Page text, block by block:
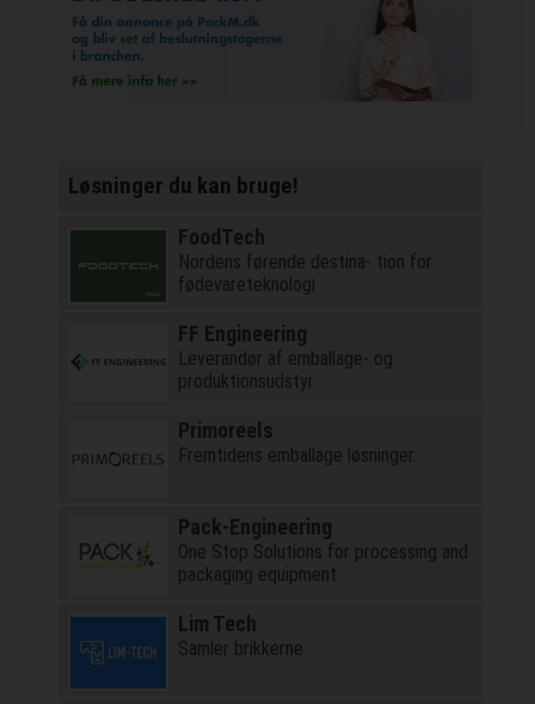
Løsninger du kan bruge!
FoodTech
Nordens førende destina- tion for
fødevareteknologi
FF Engineering
Leverandør af emballage- og
produktionsudstyr
Primoreels
Fremtidens emballage løsninger.
Pack-Engineering
One Stop Solutions for processing and
packaging equipment
Lim Tech
Samler brikkerne